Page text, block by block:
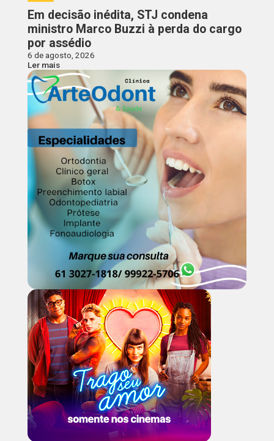
Em decisão inédita, STJ condena
ministro Marco Buzzi à perda do cargo
por assédio
6 de agosto, 2026
Ler mais